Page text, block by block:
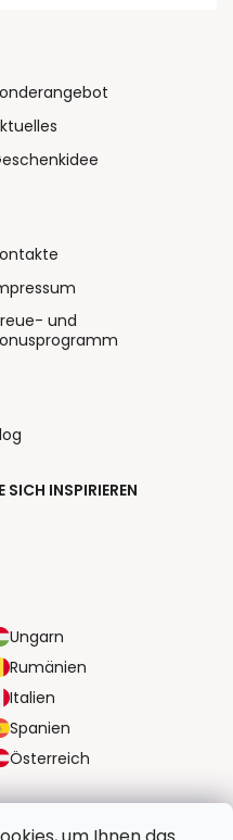
SICH INSPIRIEREN
Ungarn
Rumänien
Italien
Spanien
Österreich
und